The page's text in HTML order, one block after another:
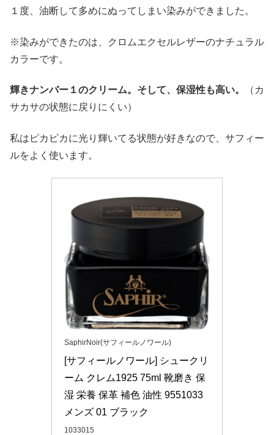
１度、油断して多めにぬってしまい染みができました。
※染みができたのは、クロムエクセルレザーのナチュラル
カラーです。
輝きナンバー１のクリーム。そして、保湿性も高い。
（カ
サカサの状態に戻りにくい）
私はピカピカに光り輝いてる状態が好きなので、サフィー
ルをよく使います。
SaphirNoir(サフィールノワール)
[サフィールノワール] シュークリ
ーム クレム1925 75ml 靴磨き 保
湿 栄養 保革 補色 油性 9551033
メンズ 01 ブラック
1033015